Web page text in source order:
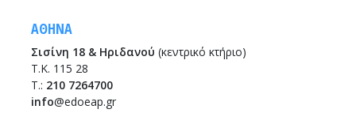
ΑΘΗΝΑ
Σισίνη 18 & Ηριδανού (κεντρικό κτήριο)
Τ.Κ. 115 28
T.: 210 7264700
info@edoeap.gr